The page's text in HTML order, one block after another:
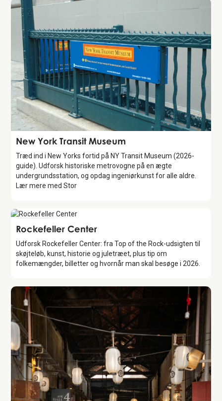
Attraction
New York Transit Museum
Træd ind i New Yorks fortid på NY Transit Museum (2026-
guide). Udforsk historiske metrovogne på en ægte
undergrundsstation, og opdag ingeniørkunst for alle aldre.
Lær mere med Stor
Attraction
Rockefeller Center
Udforsk Rockefeller Center: fra Top of the Rock-udsigten til
skøjteløb, kunst, historie og juletræet, plus tip om
folkemængder, billetter og hvornår man skal besøge i 2026.